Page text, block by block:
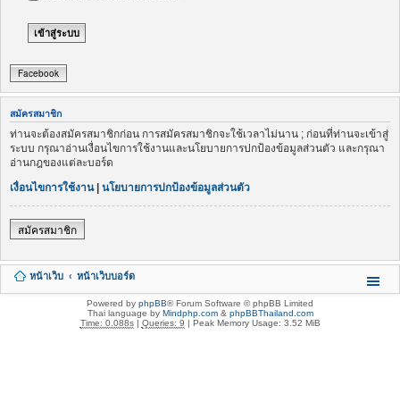
Facebook
สมัครสมาชิก
ท่านจะต้องสมัครสมาชิกก่อน การสมัครสมาชิกจะใช้เวลาไม่นาน ; ก่อนที่ท่านจะเข้าสู่
ระบบ กรุณาอ่านเงื่อนไขการใช้งานและนโยบายการปกป้องข้อมูลส่วนตัว และกรุณา
อ่านกฎของแต่ละบอร์ด
เงื่อนไขการใช้งาน| นโยบายการปกป้องข้อมูลส่วนตัว
สมัครสมาชิก
หน้าเว็บ หน้าเว็บบอร์ด
Powered by phpBB® Forum Software © phpBB Limited
Thai language by Mindphp.com& phpBBThailand.com
Time: 0.088s| Queries: 9 | Peak Memory Usage: 3.52 MiB